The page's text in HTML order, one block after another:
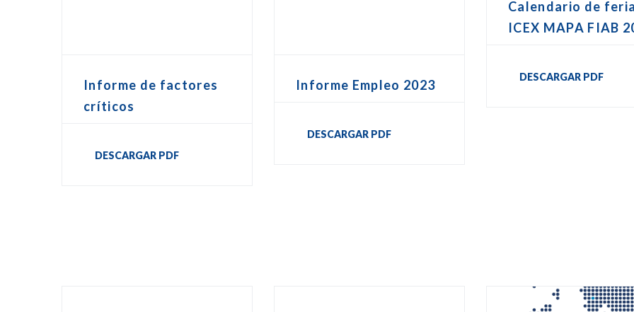
Informe de factores
críticos
DESCARGAR PDF
Informe Empleo 2023
DESCARGAR PDF
Calendario de
ICEX MAPA FIAB
DESCARGAR PDF